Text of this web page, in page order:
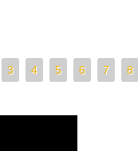
3 4 5 6 7 8